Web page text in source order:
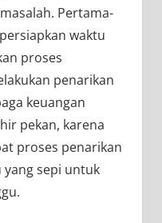
Pertama-
waktu
proses
penarikan
keuangan
pekan, karena
proses penarikan
yang sepi untuk